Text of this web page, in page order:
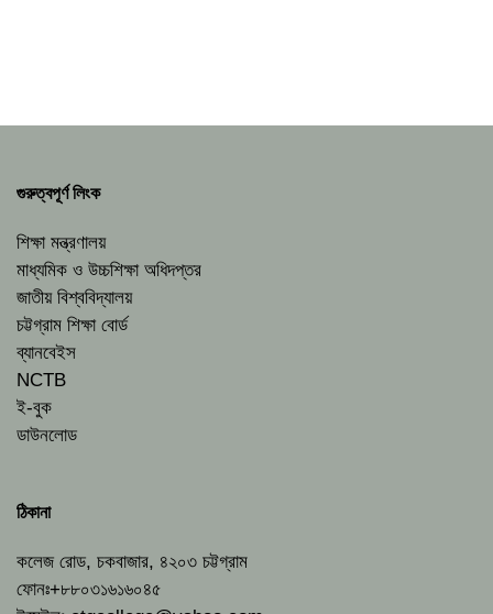
গুরুত্বপূর্ণ লিংক
শিক্ষা মন্ত্রণালয়
মাধ্যমিক ও উচ্চশিক্ষা অধিদপ্তর
জাতীয় বিশ্ববিদ্যালয়
চট্টগ্রাম শিক্ষা বোর্ড
ব্যানবেইস
NCTB
ই-বুক
ডাউনলোড
ঠিকানা
কলেজ রোড, চকবাজার, ৪২০৩ চট্টগ্রাম
ফোনঃ+৮৮০৩১৬১৬০৪৫